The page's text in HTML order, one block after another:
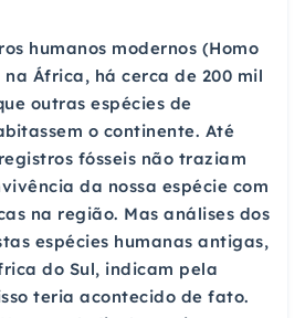
humanos modernos (Homo
África, há cerca de 200 mil
outras espécies de
o continente. Até
fósseis não traziam
da nossa espécie com
na região. Mas análises dos
espécies humanas antigas,
do Sul, indicam pela
teria acontecido de fato.